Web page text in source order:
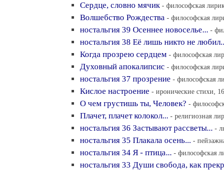
Сердце, словно мячик - философская
Волшебство Рождества - философская
ностальгия 39 Осеннее новоселье... -
ностальгия 38 Её лишь никто не
Когда прозрею сердцем - философская
Духовный апокалипсис - философская
ностальгия 37 прозрение - философская
Кислое настроение - иронические стихи,
О чем грустишь ты, Человек? -
Плачет, плачет колокол... - религиозная
ностальгия 36 Застывают рассветы... -
ностальгия 35 Плакала осень... -
ностальгия 34 Я - птица... - философская
ностальгия 33 Души свобода, как